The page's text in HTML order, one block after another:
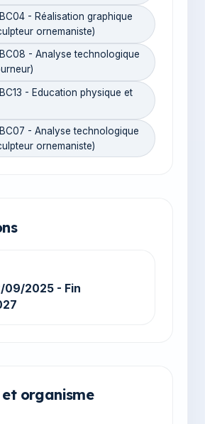
- Réalisation graphique
ornemaniste)
- Analyse technologique
- Education physique et
- Analyse technologique
ornemaniste)
09/2025 - Fin
et organisme